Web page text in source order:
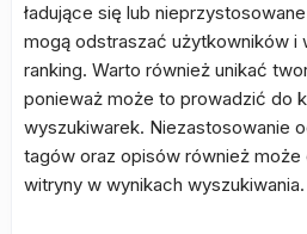
ładujące się lub
mogą odstraszać użytkowników i
ranking. Warto również unikać
ponieważ może to prowadzić do
wyszukiwarek. Niezastosowanie
tagów oraz opisów również
witryny w wynikach wyszukiwania.